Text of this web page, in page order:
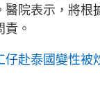
醫院表示，將根
。
仔赴泰國變性被